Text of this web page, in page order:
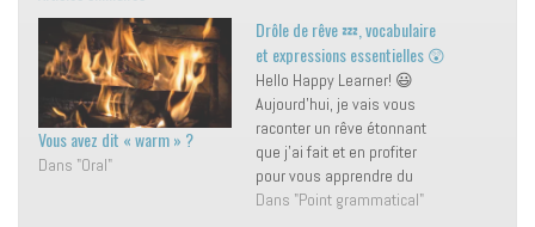
Vous avez dit « warm » ?
Dans "Oral"
Drôle de rêve 💤, vocabulaire
et expressions essentielles 😲
Hello Happy Learner! 😃
Aujourd'hui, je vais vous
raconter un rêve étonnant
que j'ai fait et en profiter
pour vous apprendre du
vocabulaire et une
Dans "Point grammatical"